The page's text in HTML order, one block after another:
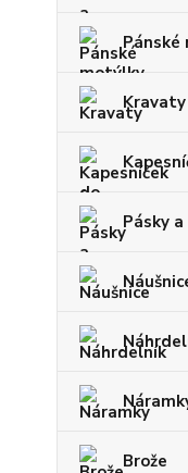
Kravaty
Pásky
Brože